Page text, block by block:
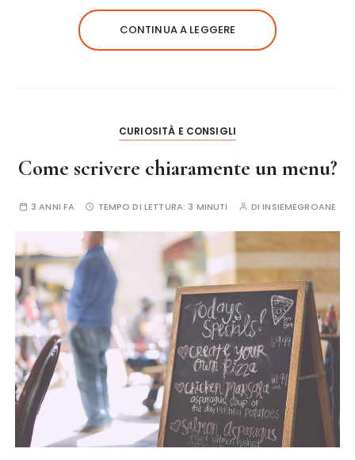
CONTINUA A LEGGERE
CURIOSITÀ E CONSIGLI
Come scrivere chiaramente un menu?
3 ANNI FA TEMPO DI LETTURA: 3 MINUTI DIINSIEMEGROANE